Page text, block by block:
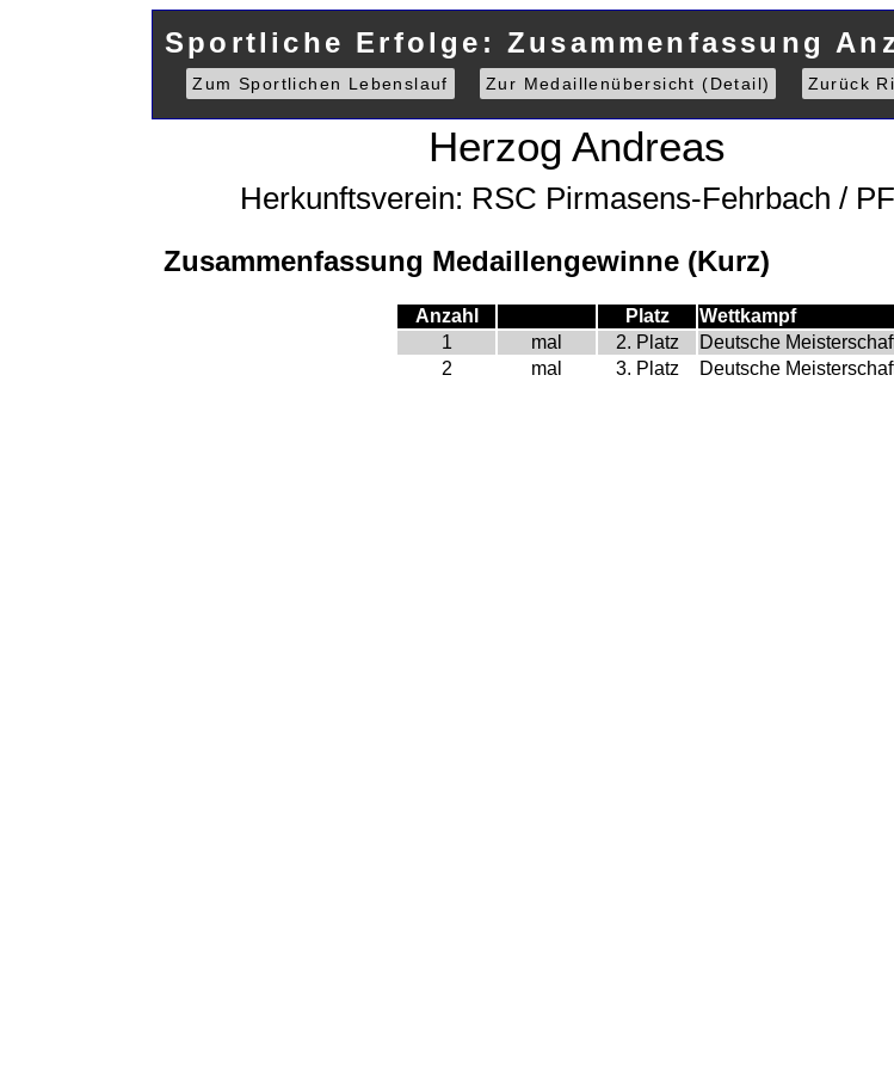
Sportliche Erfolge: Zusammenfassung
Zum Sportlichen Lebenslauf Zur Medaillenübersicht (Detail) Zurück
Herzog Andreas
Herkunftsverein: RSC Pirmasens-Fehrbach /
Zusammenfassung Medaillengewinne (Kurz)
Anzahl Platz
Wettkampf
1
mal 2. Platz
Deutsche
2
mal 3. Platz Deutsche